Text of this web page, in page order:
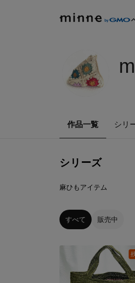
作品一覧 シリ
シリーズ
麻ひもアイテム
すべて 販売中